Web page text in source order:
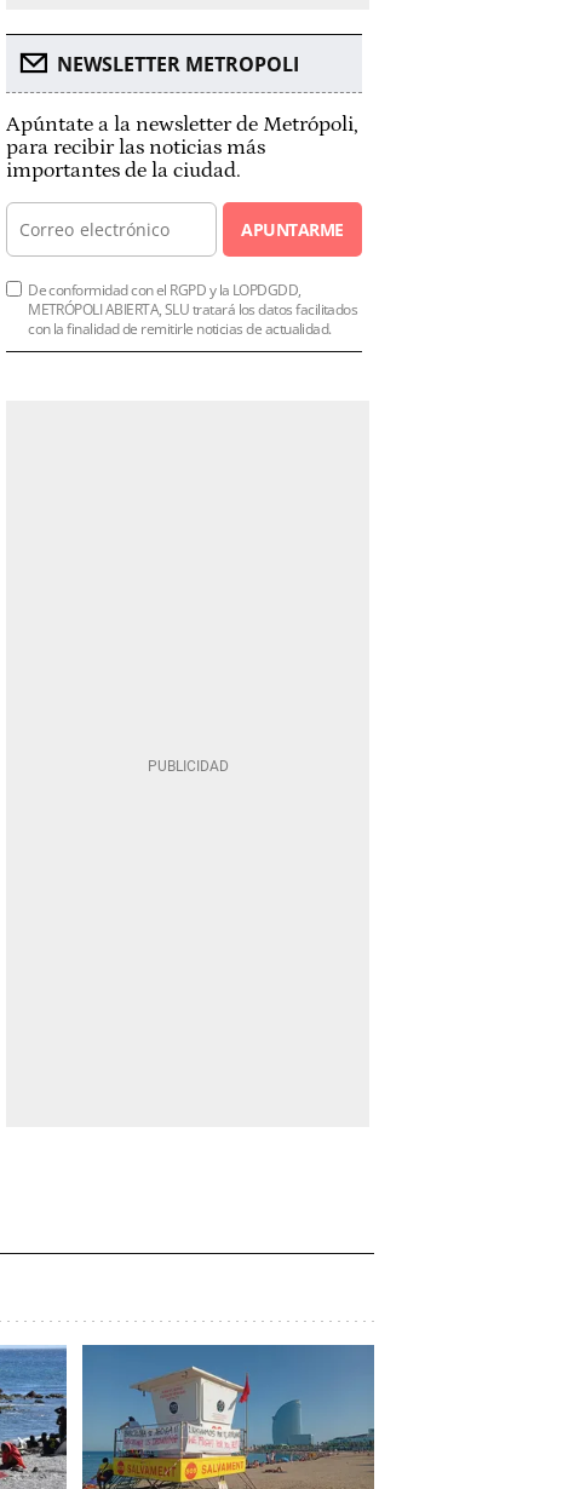
NEWSLETTER METROPOLI
Apúntate a la newsletter de Metrópoli,
para recibir las noticias más
importantes de la ciudad.
APUNTARME
De conformidad con el RGPD y la LOPDGDD,
METRÓPOLI ABIERTA, SLU tratará los datos facilitados
con la finalidad de remitirle noticias de actualidad.